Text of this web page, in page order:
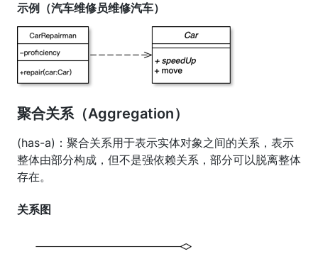
示例（汽车维修员维修汽车）
聚合关系（Aggregation）
(has-a)：聚合关系用于表示实体对象之间的关系，表示
整体由部分构成，但不是强依赖关系，部分可以脱离整体
存在。
关系图